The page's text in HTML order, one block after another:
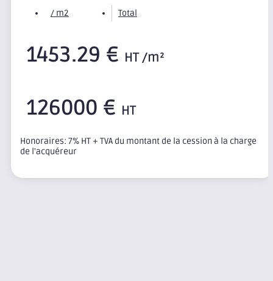
/ m2 Total
1453.29 € HT /m²
126000 € HT
Honoraires: 7% HT + TVA du montant de la cession à la charge
de l'acquéreur